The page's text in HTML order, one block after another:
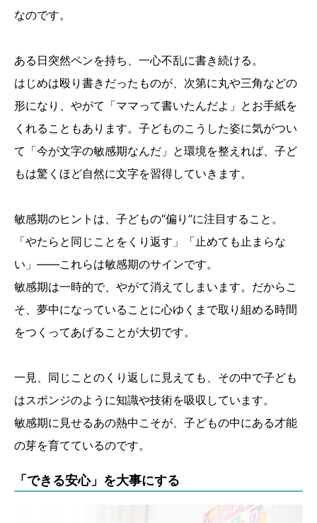
なのです。
ある日突然ペンを持ち、一心不乱に書き続ける。
はじめは殴り書きだったものが、次第に丸や三角などの
形になり、やがて「ママって書いたんだよ」とお手紙を
くれることもあります。子どものこうした姿に気がつい
て「今が文字の敏感期なんだ」と環境を整えれば、子ど
もは驚くほど自然に文字を習得していきます。
敏感期のヒントは、子どもの“偏り”に注目すること。
「やたらと同じことをくり返す」「止めても止まらな
い」――これらは敏感期のサインです。
敏感期は一時的で、やがて消えてしまいます。だからこ
そ、夢中になっていることに心ゆくまで取り組める時間
をつくってあげることが大切です。
一見、同じことのくり返しに見えても、その中で子ども
はスポンジのように知識や技術を吸収しています。
敏感期に見せるあの熱中こそが、子どもの中にある才能
の芽を育てているのです。
「できる安心」を大事にする